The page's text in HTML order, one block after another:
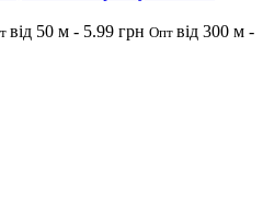
від 50 м - 5.99 грн Опт від 300 м -